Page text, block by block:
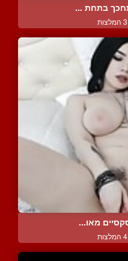
בתחת ...
3 המלצות
מאו...
4 המלצות